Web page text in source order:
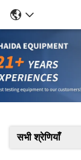
सभी श्रेणियाँ